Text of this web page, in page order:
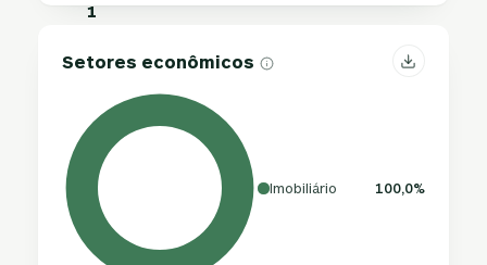
1
Setores econômicos
Imobiliário 100,0%